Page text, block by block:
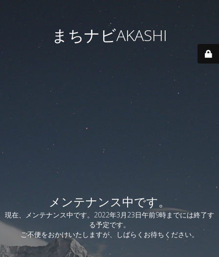
まちナビAKASHI
メンテナンス中です。
現在、メンテナンス中です。2022年3月23日午前9時までには終了す
る予定です。
ご不便をおかけいたしますが、しばらくお待ちください。